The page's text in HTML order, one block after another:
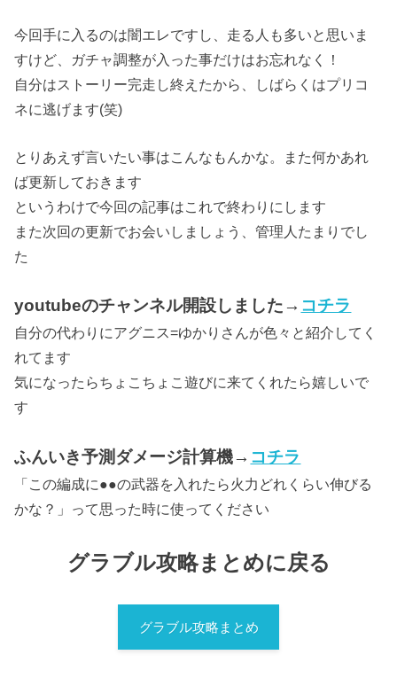
今回手に入るのは闇エレですし、走る人も多いと思いま
すけど、ガチャ調整が入った事だけはお忘れなく！
自分はストーリー完走し終えたから、しばらくはプリコ
ネに逃げます(笑)
とりあえず言いたい事はこんなもんかな。また何かあれ
ば更新しておきます
というわけで今回の記事はこれで終わりにします
また次回の更新でお会いしましょう、管理人たまりでし
た
youtubeのチャンネル開設しました→ コチラ
自分の代わりにアグニス=ゆかりさんが色々と紹介してく
れてます
気になったらちょこちょこ遊びに来てくれたら嬉しいで
す
ふんいき予測ダメージ計算機→ コチラ
「この編成に●●の武器を入れたら火力どれくらい伸びる
かな？」って思った時に使ってください
グラブル攻略まとめに戻る
グラブル攻略まとめ